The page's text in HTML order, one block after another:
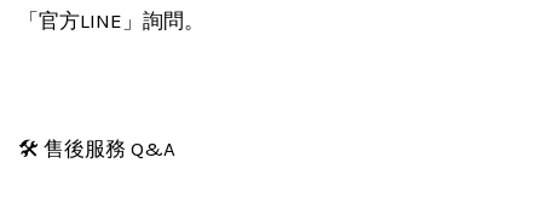
「官方LINE」詢問。
🛠️ 售後服務 Q&A